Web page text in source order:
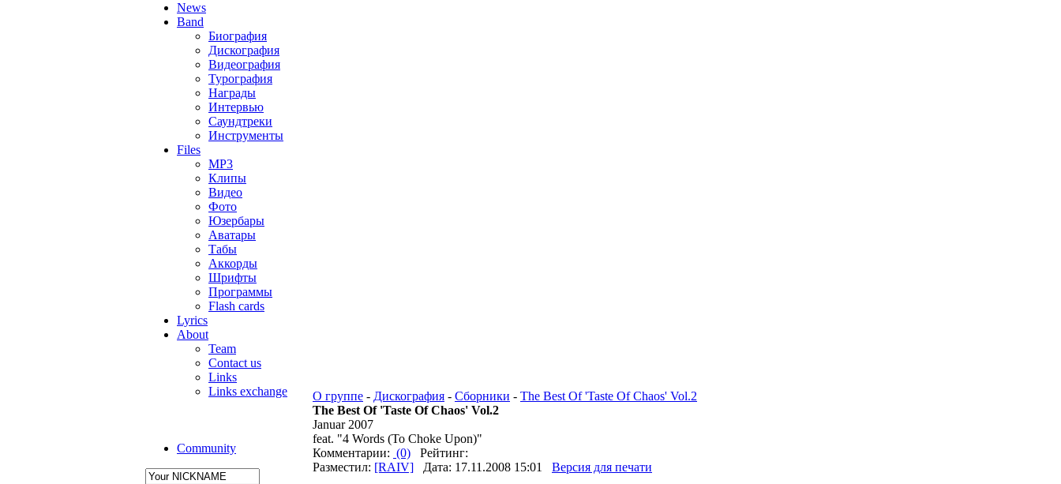
News
Band
Биография
Дискография
Видеография
Турография
Награды
Интервью
Саундтреки
Инструменты
Files
MP3
Клипы
Видео
Фото
Юзербары
Аватары
Табы
Аккорды
Шрифты
Программы
Flash cards
Lyrics
About
Team
Contact us
Links
Links exchange
Community
О группе - Дискография - Сборники - The Best Of 'Taste Of Chaos' Vol.2
The Best Of 'Taste Of Chaos' Vol.2
Januar 2007
feat. "4 Words (To Choke Upon)"
Комментарии: (0) Рейтинг:
Разместил: [RAIV] Дата: 17.11.2008 15:01 Версия для печати